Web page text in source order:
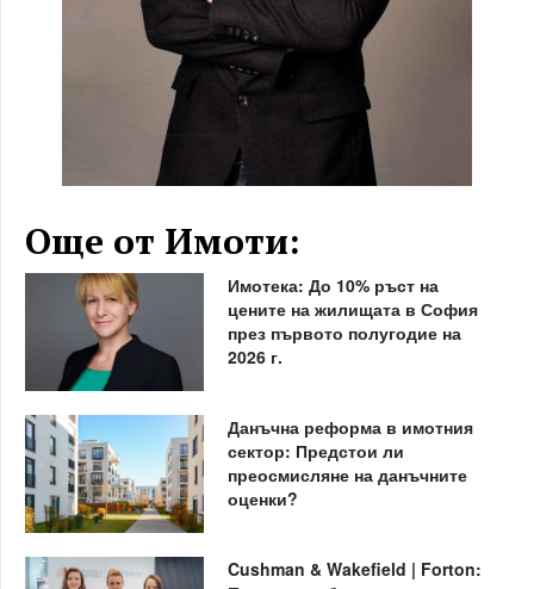
Още от Имоти:
Имотека: До 10% ръст на
цените на жилищата в София
през първото полугодие на
2026 г.
Данъчна реформа в имотния
сектор: Предстои ли
преосмисляне на данъчните
оценки?
Cushman & Wakefield | Forton: